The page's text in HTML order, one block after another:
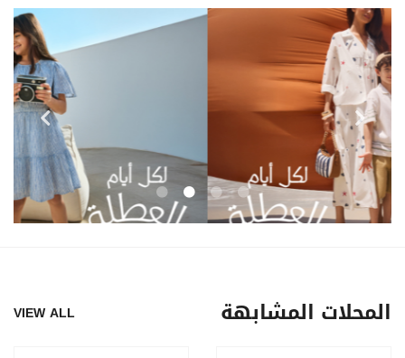
المحلات المشابهة VIEW ALL